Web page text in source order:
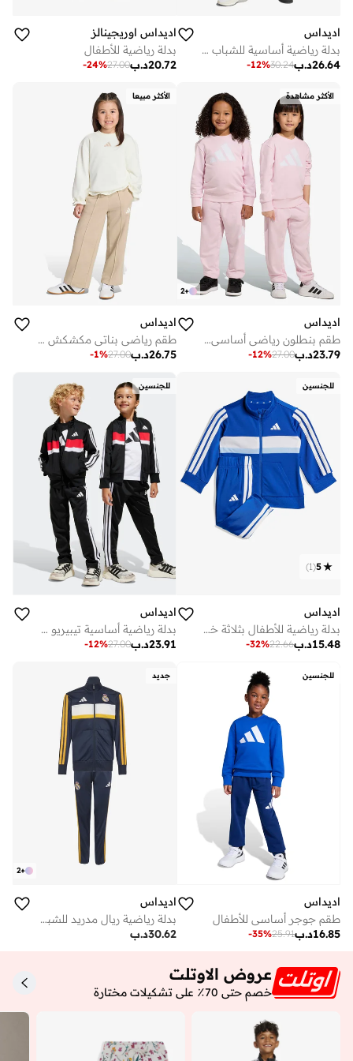
اديداس
بدلة رياضية أساسية للشباب بتقنية كلايماكول
د.ب26.64
30.24
-12%
اديداس اوريجينالز
بدلة رياضية للأطفال
د.ب20.72
27.00
-24%
الأكثر مشاهدة
+
2
اديداس
طقم بنطلون رياضي أساسي للأطفال
د.ب23.79
27.00
-12%
الأكثر مبيعا
اديداس
طقم رياضي بناتي مكشكش للمواسم
د.ب26.75
27.00
-1%
للجنسين
5
(
1
)
اديداس
بدلة رياضية للأطفال بثلاثة خطوط تيبيريو
د.ب15.48
22.66
-32%
للجنسين
اديداس
بدلة رياضية أساسية تيبيريو بثلاث خطوط من التريكو
د.ب23.91
27.00
-12%
للجنسين
اديداس
طقم جوجر أساسي للأطفال
د.ب16.85
25.91
-35%
جديد
+
2
اديداس
بدلة رياضية ريال مدريد للشباب
د.ب30.62
عروض الاوتلت
خصم حتى 70٪ على تشكيلات مختارة